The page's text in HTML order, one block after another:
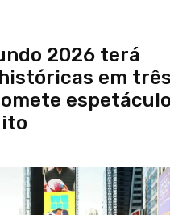
2026 terá
em três
espetáculo